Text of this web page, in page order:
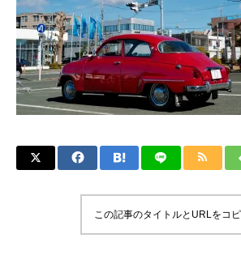
イギリス車
ENGLAND
ド
この記事のタイトルとURLをコ